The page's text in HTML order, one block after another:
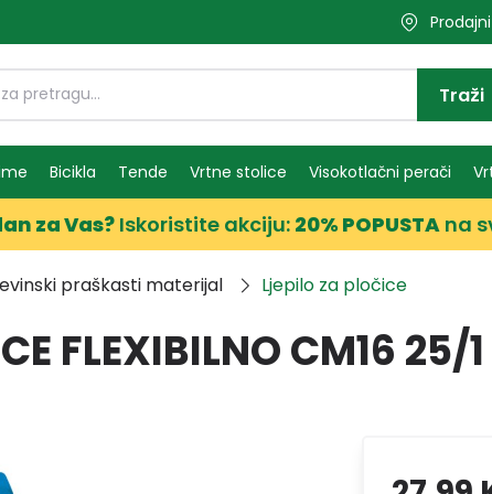
Traži
Bicikla Tende Vrtne stolice Visokotlačni perači
za Vas?Iskoristite akciju: 20% POPUSTA na
praškasti materijal Ljepilo za pločice
FLEXIBILNO CM16 25/1